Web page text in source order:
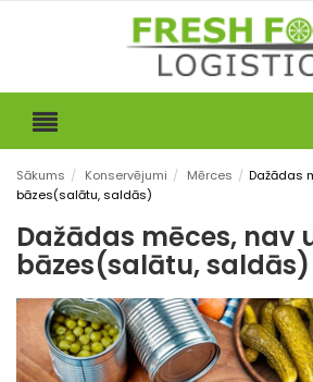
Sākums / Konservējumi / Mērces / Dažādas
bāzes(salātu, saldās)
Dažādas mēces, nav
bāzes(salātu, saldās)